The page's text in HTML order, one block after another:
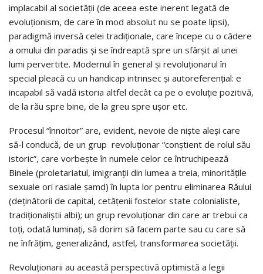
implacabil al societății (de aceea este inerent legată de
evoluționism, de care în mod absolut nu se poate lipsi),
paradigmă inversă celei tradiționale, care începe cu o cădere
a omului din paradis și se îndreaptă spre un sfârșit al unei
lumi pervertite. Modernul în general și revoluționarul în
special pleacă cu un handicap intrinsec și autoreferențial: e
incapabil să vadă istoria altfel decât ca pe o evoluție pozitivă,
de la rău spre bine, de la greu spre ușor etc.
Procesul “înnoitor” are, evident, nevoie de niște aleși care
să-l conducă, de un grup revoluționar “conștient de rolul său
istoric”, care vorbește în numele celor ce întruchipează
Binele (proletariatul, imigranții din lumea a treia, minoritățile
sexuale ori rasiale șamd) în lupta lor pentru eliminarea Răului
(deținătorii de capital, cetățenii fostelor state colonialiste,
tradiționaliștii albi); un grup revoluționar din care ar trebui ca
toți, odată luminați, să dorim să facem parte sau cu care să
ne înfrățim, generalizând, astfel, transformarea societății.
Revoluționarii au această perspectivă optimistă a legii